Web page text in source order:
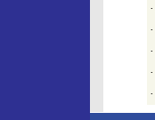
·
·
·
·
·